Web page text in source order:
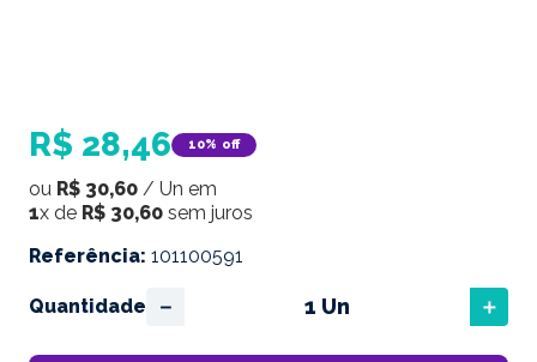
R$ 28,46 10% off
ou R$ 30,60 / Un em
1x de R$ 30,60 sem juros
Referência: 101100591
Quantidade ＋
－